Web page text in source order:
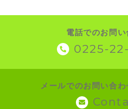
電話でのお問い
0225-
メールでのお問い合